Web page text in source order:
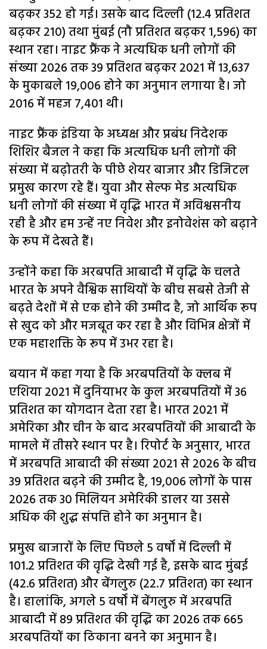
बढ़कर 352 हो गई। उसके बाद दिल्ली (12.4 प्रतिशत
बढ़कर 210) तथा मुंबई (नौ प्रतिशत बढ़कर 1,596) का
स्थान रहा। नाइट फ्रैंक ने अत्यधिक धनी लोगों की
संख्या 2026 तक 39 प्रतिशत बढ़कर 2021 में 13,637
के मुकाबले 19,006 होने का अनुमान लगाया है। जो
2016 में महज 7,401 थी।
नाइट फ्रैंक इंडिया के अध्यक्ष और प्रबंध निदेशक
शिशिर बैजल ने कहा कि अत्यधिक धनी लोगों की
संख्या में बढ़ोतरी के पीछे शेयर बाजार और डिजिटल
प्रमुख कारण रहे हैं। युवा और सेल्फ मेड अत्यधिक
धनी लोगों की संख्या में वृद्धि भारत में अविश्वसनीय
रही है और हम उन्हें नए निवेश और इनोवेशंस को बढ़ाने
के रूप में देखते हैं।
उन्होंने कहा कि अरबपति आबादी में वृद्धि के चलते
भारत के अपने वैश्विक साथियों के बीच सबसे तेजी से
बढ़ते देशों में से एक होने की उम्मीद है, जो आर्थिक रूप
से खुद को और मजबूत कर रहा है और विभिन्न क्षेत्रों में
एक महाशक्ति के रूप में उभर रहा है।
बयान में कहा गया है कि अरबपतियों के क्लब में
एशिया 2021 में दुनियाभर के कुल अरबपतियों में 36
प्रतिशत का योगदान देता रहा है। भारत 2021 में
अमेरिका और चीन के बाद अरबपतियों की आबादी के
मामले में तीसरे स्थान पर है। रिपोर्ट के अनुसार, भारत
में अरबपति आबादी की संख्या 2021 से 2026 के बीच
39 प्रतिशत बढ़ने की उम्मीद है, 19,006 लोगों के पास
2026 तक 30 मिलियन अमेरिकी डालर या उससे
अधिक की शुद्ध संपत्ति होने का अनुमान है।
प्रमुख बाजारों के लिए पिछले 5 वर्षों में दिल्ली में
101.2 प्रतिशत की वृद्धि देखी गई है, इसके बाद मुंबई
(42.6 प्रतिशत) और बेंगलुरु (22.7 प्रतिशत) का स्थान
है। हालांकि, अगले 5 वर्षों में बेंगलुरु में अरबपति
आबादी में 89 प्रतिशत की वृद्धि का 2026 तक 665
अरबपतियों का ठिकाना बनने का अनुमान है।